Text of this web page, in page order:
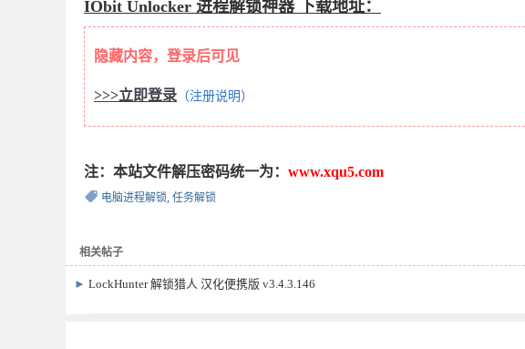
IObit Unlocker 进程解锁神器 下载地址：
隐藏内容，登录后可见
>>>立即登录 （注册说明）
注：本站文件解压密码统一为： www.xqu5.com
电脑进程解锁, 任务解锁
相关帖子
► LockHunter 解锁猎人 汉化便携版 v3.4.3.146